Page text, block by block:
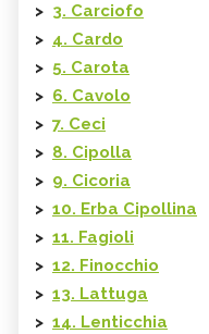
> 3. Carciofo
> 4. Cardo
> 5. Carota
> 6. Cavolo
> 7. Ceci
> 8. Cipolla
> 9. Cicoria
> 10. Erba Cipollina
> 11. Fagioli
> 12. Finocchio
> 13. Lattuga
> 14. Lenticchia